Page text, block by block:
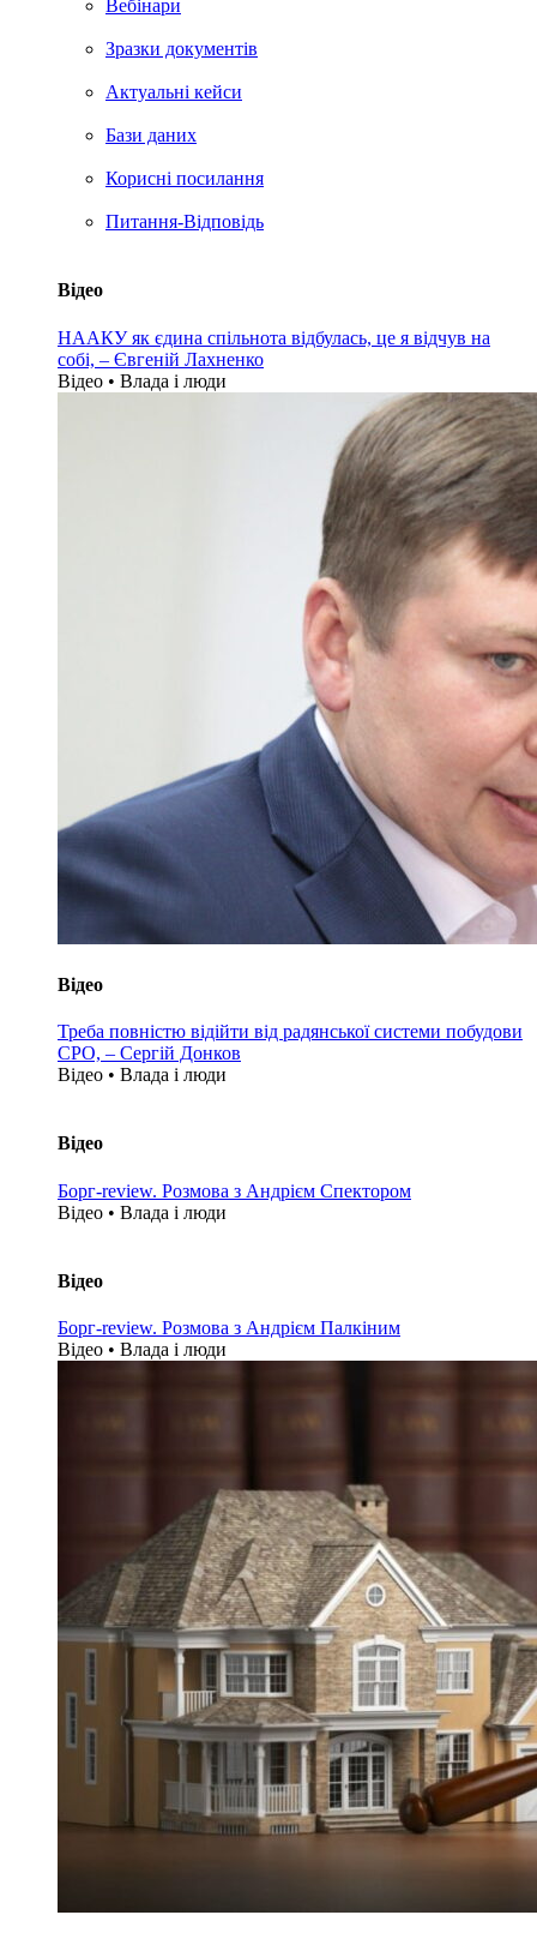
Вебінари
Зразки документів
Актуальні кейси
Бази даних
Корисні посилання
Питання-Відповідь
Відео
НААКУ як єдина спільнота відбулась, це я відчув на
собі, – Євгеній Лахненко
Відео • Влада i люди
Відео
Треба повністю відійти від радянської системи побудови
СРО, – Сергій Донков
Відео • Влада i люди
Відео
Борг-review. Розмова з Андрієм Спектором
Відео • Влада i люди
Відео
Борг-review. Розмова з Андрієм Палкіним
Відео • Влада i люди